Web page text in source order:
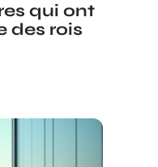
qui ont
des rois